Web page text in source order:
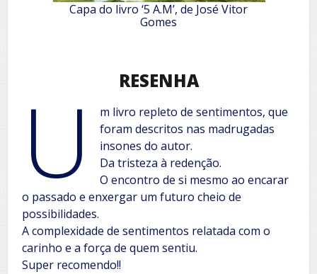
Capa do livro ‘5 A.M’, de José Vitor
Gomes
RESENHA
U
m livro repleto de sentimentos, que
foram descritos nas madrugadas
insones do autor.
Da tristeza à redenção.
O encontro de si mesmo ao encarar
o passado e enxergar um futuro cheio de
possibilidades.
A complexidade de sentimentos relatada com o
carinho e a força de quem sentiu.
Super recomendo!!